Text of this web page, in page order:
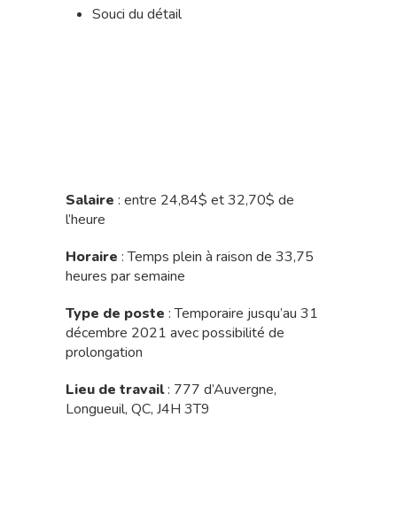
Souci du détail
Salaire : entre 24,84$ et 32,70$ de
l’heure
Horaire : Temps plein à raison de 33,75
heures par semaine
Type de poste : Temporaire jusqu’au 31
décembre 2021 avec possibilité de
prolongation
Lieu de travail: 777 d’Auvergne,
Longueuil, QC, J4H 3T9